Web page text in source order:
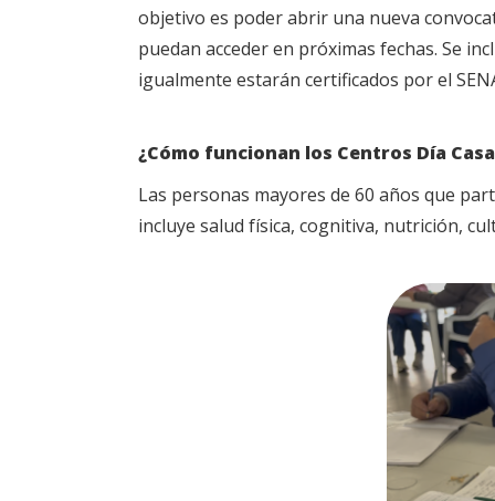
objetivo es poder abrir una nueva
puedan acceder en próximas fechas. Se
igualmente estarán certificados por el
¿Cómo funcionan los Centros Día
Las personas mayores de 60 años que
incluye salud física, cognitiva, nutrición,